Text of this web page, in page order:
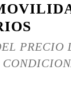
PRECIO